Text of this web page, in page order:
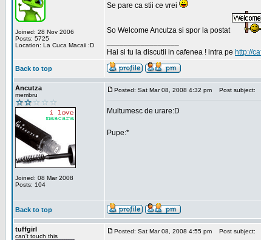
Joined: 28 Nov 2006
Posts: 5725
Location: La Cuca Macaii :D
Se pare ca stii ce vrei
So Welcome Ancutza si spor la postat
Hai si tu la discutii in cafenea ! intra pe http://
Back to top
Ancutza
membru
Joined: 08 Mar 2008
Posts: 104
Posted: Sat Mar 08, 2008 4:32 pm Post subject:
Multumesc de urare:D
Pupe:*
Back to top
tuffgirl
can't touch this
Posted: Sat Mar 08, 2008 4:55 pm Post subject: